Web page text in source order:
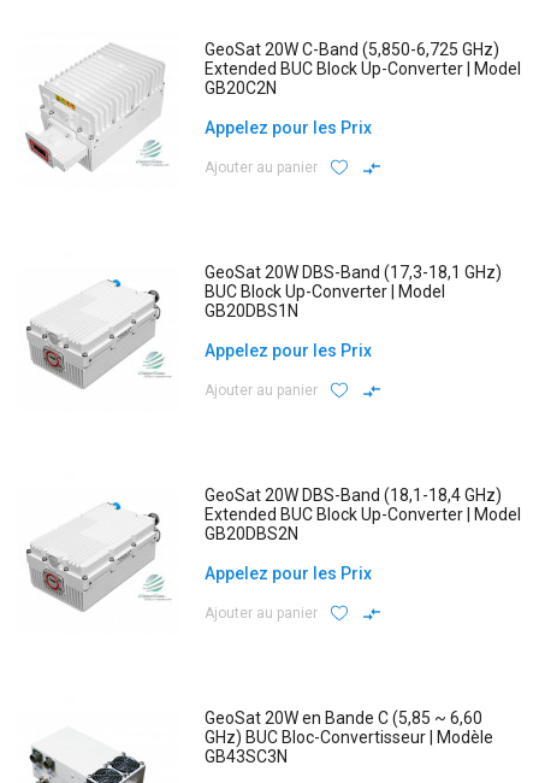
GeoSat 20W C-Band (5,850-6,725 GHz)
Extended BUC Block Up-Converter | Model
GB20C2N
Appelez pour les Prix
Ajouter au panier
GeoSat 20W DBS-Band (17,3-18,1 GHz)
BUC Block Up-Converter | Model
GB20DBS1N
Appelez pour les Prix
Ajouter au panier
GeoSat 20W DBS-Band (18,1-18,4 GHz)
Extended BUC Block Up-Converter | Model
GB20DBS2N
Appelez pour les Prix
Ajouter au panier
GeoSat 20W en Bande C (5,85 ~ 6,60
GHz) BUC Bloc-Convertisseur | Modèle
GB43SC3N